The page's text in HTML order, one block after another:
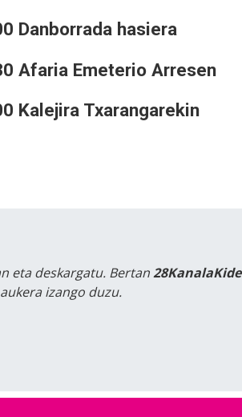
Danborrada hasiera
Afaria Emeterio Arresen
Kalejira Txarangarekin
eta deskargatu. Bertan28KanalaKide
izango duzu.